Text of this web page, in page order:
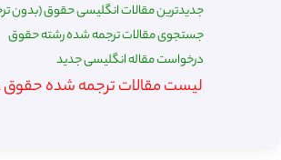
جدیدترین مقالات انگلیسی حقوق (بدون
جستجوی مقالات ترجمه شده رشته حقوق
درخواست مقاله انگلیسی جدید
لیست مقالات ترجمه شده